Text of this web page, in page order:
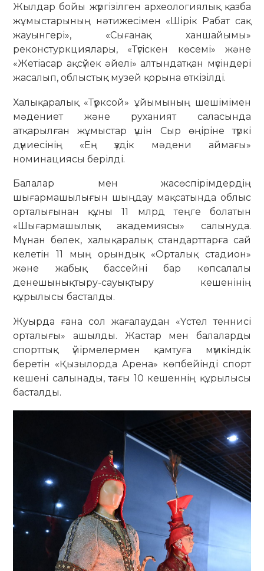
Жылдар бойы жүргізілген археологиялық қазба
жұмыстарының нәтижесімен «Шірік Рабат сақ
жауынгері», «Сығанақ ханшайымы»
реконстуркциялары, «Түгіскен көсемі» және
«Жетіасар ақсүйек әйелі» алтындатқан мүсіндері
жасалып, облыстық музей қорына өткізілді.
Халықаралық «Түрксой» ұйымының шешімімен
мәдениет және руханият саласында
атқарылған жұмыстар үшін Сыр өңіріне түркі
дүниесінің «Ең үздік мәдени аймағы»
номинациясы берілді.
Балалар мен жасөспірімдердің
шығармашылығын шыңдау мақсатында облыс
орталығынан құны 11 млрд теңге болатын
«Шығармашылық академиясы» салынуда.
Мұнан бөлек, халықаралық стандарттарға сай
келетін 11 мың орындық «Орталық стадион»
және жабық бассейні бар көпсалалы
денешынықтыру-сауықтыру кешенінің
құрылысы басталды.
Жуырда ғана сол жағалаудан «Үстел теннисі
орталығы» ашылды. Жастар мен балаларды
спорттық үйірмелермен қамтуға мүмкіндік
беретін «Қызылорда Арена» көпбейінді спорт
кешені салынады, тағы 10 кешеннің құрылысы
басталды.